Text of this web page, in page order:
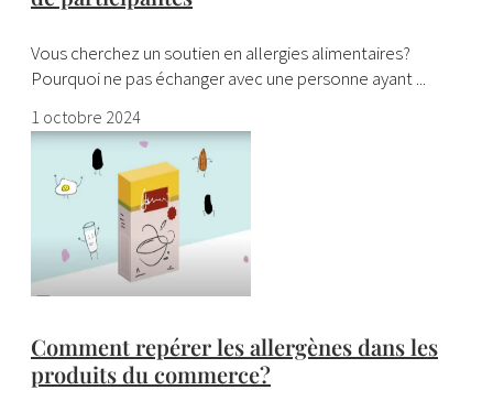
Vous cherchez un soutien en allergies alimentaires?
Pourquoi ne pas échanger avec une personne ayant ...
1 octobre 2024
Comment repérer les allergènes dans les
produits du commerce?